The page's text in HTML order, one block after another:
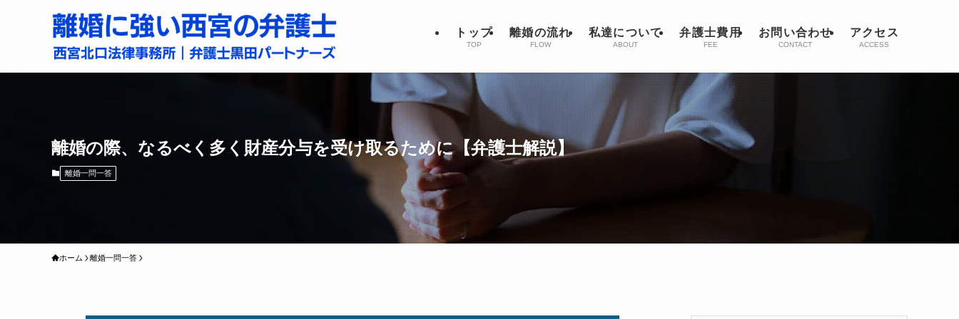
トップ
TOP
離婚の流れ
FLOW
私達について
ABOUT
弁護士費用
FEE
お問い合わせ
CONTACT
アクセス
ACCESS
離婚の際、なるべく多く財産分与を受け取るために【弁護士解説】
離婚一問一答
ホーム 離婚一問一答